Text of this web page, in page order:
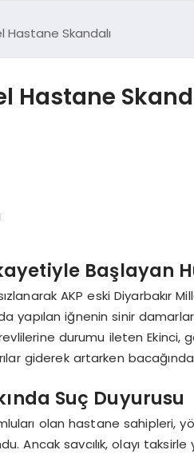
Hastane Skandalı
Hastane
Başlayan
AKP eski Diyarbakır
yapılan iğnenin sinir
durumu ileten Ekinci,
giderek artarken
Suç Duyurusu
olan hastane sahipleri,
Ancak savcılık, olayı